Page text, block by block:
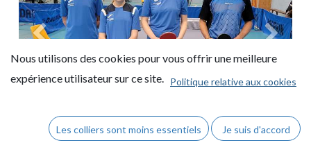
Précedent
Suivant
Nous utilisons des cookies pour vous offrir une meilleure
expérience utilisateur sur ce site. Politique relative aux cookies
Les colliers sont moins essentiels Je suis d'accord